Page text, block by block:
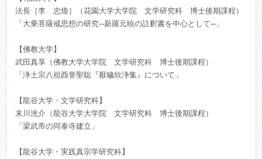
法長［李 忠煥］（花園大学大学院 文学研究科 博士後期課程）
「大乗菩薩戒思想の研究─新羅元暁の註釈書を中心として─」
【佛教大学】
武田真享（佛教大学大学院 文学研究科 博士後期課程）
「浄土宗八祖酉誉聖聡『厭穢欣浄集』について」
【龍谷大学・文学研究科】
末川洸介（龍谷大学大学院 文学研究科 博士後期課程）
「梁武帝の同泰寺建立」
【龍谷大学・実践真宗学研究科】